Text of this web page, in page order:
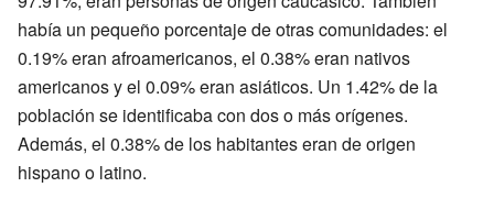
había un pequeño porcentaje de otras comunidades: el
0.19% eran afroamericanos, el 0.38% eran nativos
americanos y el 0.09% eran asiáticos. Un 1.42% de la
población se identificaba con dos o más orígenes.
Además, el 0.38% de los habitantes eran de origen
hispano o latino.